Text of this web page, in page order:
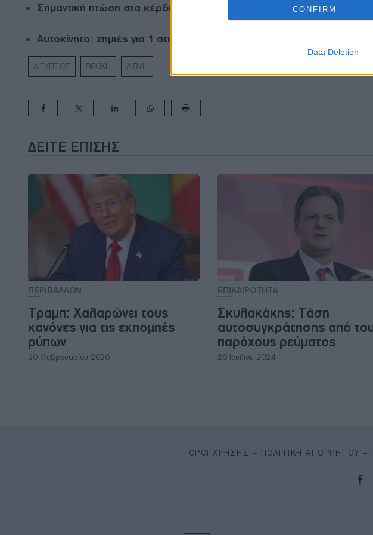
CONFIRM
Data Deletion
Σημαντική πτώση στα κέρδη της BYD εν μέσω σκληρού ανταγωνισμού
Αυτοκίνητο: ζημιές για 1 στις 4 εταιρείες προμηθευτών το 2026
ΑΙΓΥΠΤΟΣ ΒΡΟΧΗ ΛΙΒΥΗ
ΔΕΊΤΕ ΕΠΊΣΗΣ
ΠΕΡΙΒΑΛΛΟΝ
Τραμπ: Χαλαρώνει τους
κανόνες για τις εκπομπές
ρύπων
20 Φεβρουαρίου 2026
ΕΠΙΚΑΙΡΟΤΗΤΑ
Σκυλακάκης: Τάση
αυτοσυγκράτησης από
παρόχους ρεύματος
26 Ιουλίου 2024
ΌΡΟΙ ΧΡΉΣΗΣ – ΠΟΛΙΤΙΚΉ ΑΠΟΡΡΉΤΟΥ